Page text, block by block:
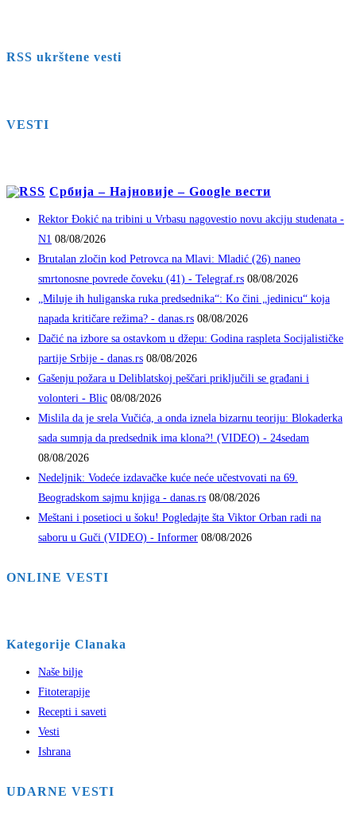
RSS ukrštene vesti
VESTI
Србија – Најновије – Google вести
Rektor Đokić na tribini u Vrbasu nagovestio novu akciju studenata -
N1 08/08/2026
Brutalan zločin kod Petrovca na Mlavi: Mladić (26) naneo
smrtonosne povrede čoveku (41) - Telegraf.rs 08/08/2026
„Miluje ih huliganska ruka predsednika“: Ko čini „jedinicu“ koja
napada kritičare režima? - danas.rs 08/08/2026
Dačić na izbore sa ostavkom u džepu: Godina raspleta Socijalističke
partije Srbije - danas.rs 08/08/2026
Gašenju požara u Deliblatskoj peščari priključili se građani i
volonteri - Blic 08/08/2026
Mislila da je srela Vučića, a onda iznela bizarnu teoriju: Blokaderka
sada sumnja da predsednik ima klona?! (VIDEO) - 24sedam
08/08/2026
Nedeljnik: Vodeće izdavačke kuće neće učestvovati na 69.
Beogradskom sajmu knjiga - danas.rs 08/08/2026
Meštani i posetioci u šoku! Pogledajte šta Viktor Orban radi na
saboru u Guči (VIDEO) - Informer 08/08/2026
ONLINE VESTI
Kategorije Clanaka
Naše bilje
Fitoterapije
Recepti i saveti
Vesti
Ishrana
UDARNE VESTI